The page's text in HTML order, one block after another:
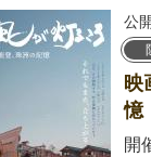
公
映
憶
開